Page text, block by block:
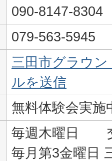
090-8147-8304
079-563-5945
三田市グラウ
ルを送信
無料体験会実施
毎週木曜日
毎月第3金曜日